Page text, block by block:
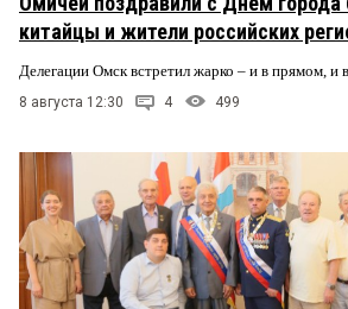
китайцы и жители российских
Делегации Омск встретил жарко – и в прямом, и
8 августа 12:30 4 499